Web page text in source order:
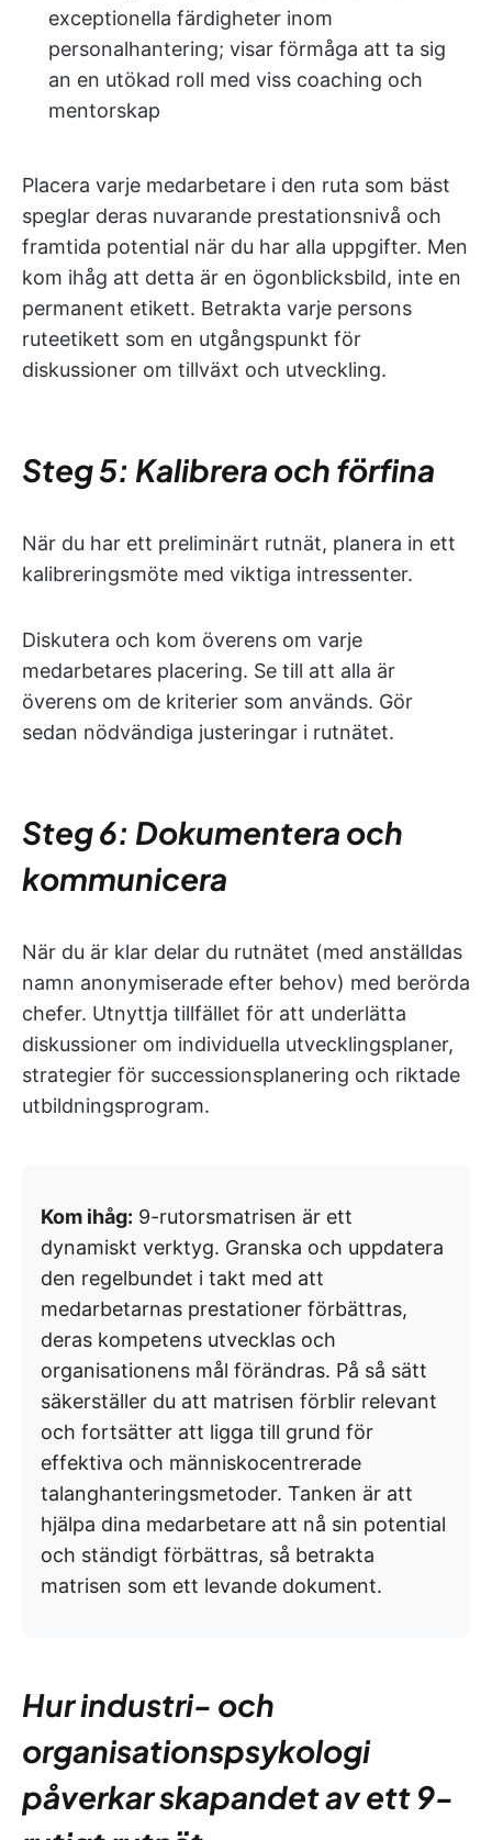
exceptionella färdigheter inom
personalhantering; visar förmåga att ta sig
an en utökad roll med viss coaching och
mentorskap
Placera varje medarbetare i den ruta som bäst
speglar deras nuvarande prestationsnivå och
framtida potential när du har alla uppgifter. Men
kom ihåg att detta är en ögonblicksbild, inte en
permanent etikett. Betrakta varje persons
ruteetikett som en utgångspunkt för
diskussioner om tillväxt och utveckling.
Steg 5: Kalibrera och förfina
När du har ett preliminärt rutnät, planera in ett
kalibreringsmöte med viktiga intressenter.
Diskutera och kom överens om varje
medarbetares placering. Se till att alla är
överens om de kriterier som används. Gör
sedan nödvändiga justeringar i rutnätet.
Steg 6: Dokumentera och
kommunicera
När du är klar delar du rutnätet (med anställdas
namn anonymiserade efter behov) med berörda
chefer. Utnyttja tillfället för att underlätta
diskussioner om individuella utvecklingsplaner,
strategier för successionsplanering och riktade
utbildningsprogram.
Kom ihåg: 9-rutorsmatrisen är ett
dynamiskt verktyg. Granska och uppdatera
den regelbundet i takt med att
medarbetarnas prestationer förbättras,
deras kompetens utvecklas och
organisationens mål förändras. På så sätt
säkerställer du att matrisen förblir relevant
och fortsätter att ligga till grund för
effektiva och människocentrerade
talanghanteringsmetoder. Tanken är att
hjälpa dina medarbetare att nå sin potential
och ständigt förbättras, så betrakta
matrisen som ett levande dokument.
Hur industri- och
organisationspsykologi
påverkar skapandet av ett 9-